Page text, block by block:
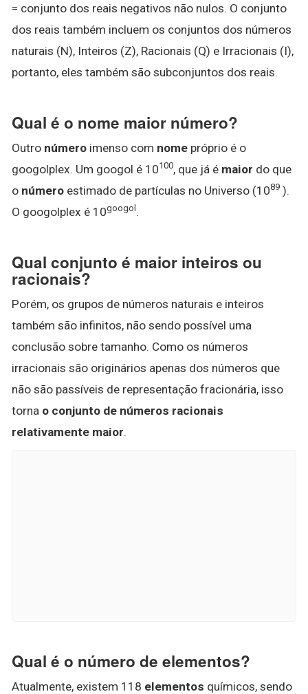
= conjunto dos reais negativos não nulos. O conjunto
dos reais também incluem os conjuntos dos números
naturais (N), Inteiros (Z), Racionais (Q) e Irracionais (I),
portanto, eles também são subconjuntos dos reais.
Qual é o nome maior número?
Outro número imenso com nome próprio é o
googolplex. Um googol é 10100, que já é maior do que
o número estimado de partículas no Universo (1089 ).
O googolplex é 10googol .
Qual conjunto é maior inteiros ou
racionais?
Porém, os grupos de números naturais e inteiros
também são infinitos, não sendo possível uma
conclusão sobre tamanho. Como os números
irracionais são originários apenas dos números que
não são passíveis de representação fracionária, isso
torna o conjunto de números racionais
relativamente maior.
Qual é o número de elementos?
Atualmente, existem 118 elementos químicos, sendo